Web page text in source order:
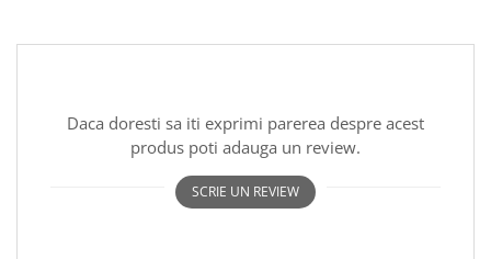
Daca doresti sa iti exprimi parerea despre acest
produs poti adauga un review.
SCRIE UN REVIEW